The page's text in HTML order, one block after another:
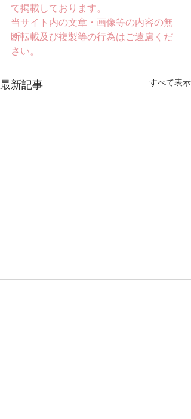
て掲載しております。
当サイト内の文章・画像等の内容の無
断転載及び複製等の行為はご遠慮くだ
さい。
最新記事 すべて表示